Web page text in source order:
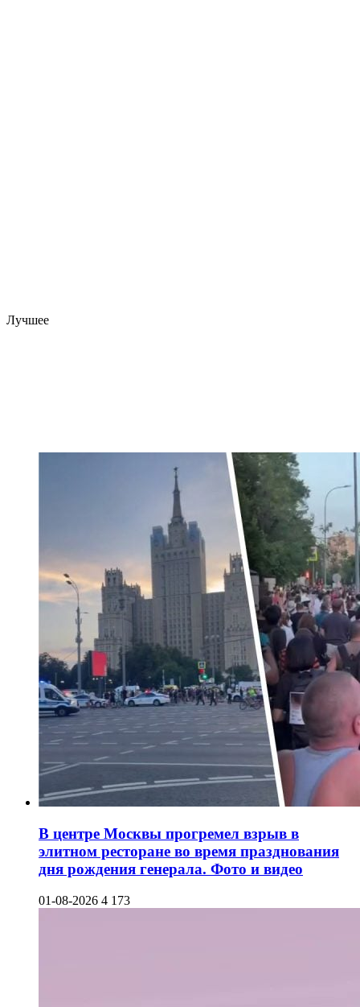
Лучшее
В центре Москвы прогремел взрыв в
элитном ресторане во время празднования
дня рождения генерала. Фото и видео
01-08-2026 4 173